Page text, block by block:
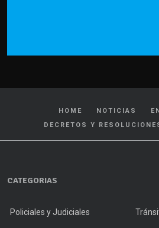
HOME NOTICIAS
DECRETOS Y
CATEGORIAS
Policiales y Judiciales